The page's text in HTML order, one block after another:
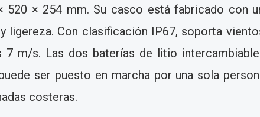
520 × 254 mm. Su casco está fabricado con
Con clasificación IP67, soporta
m/s. Las dos baterías de litio
ser puesto en marcha por una sola
costeras.